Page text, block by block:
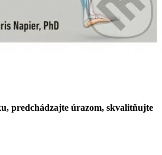
predchádzajte úrazom, skvalitňujte